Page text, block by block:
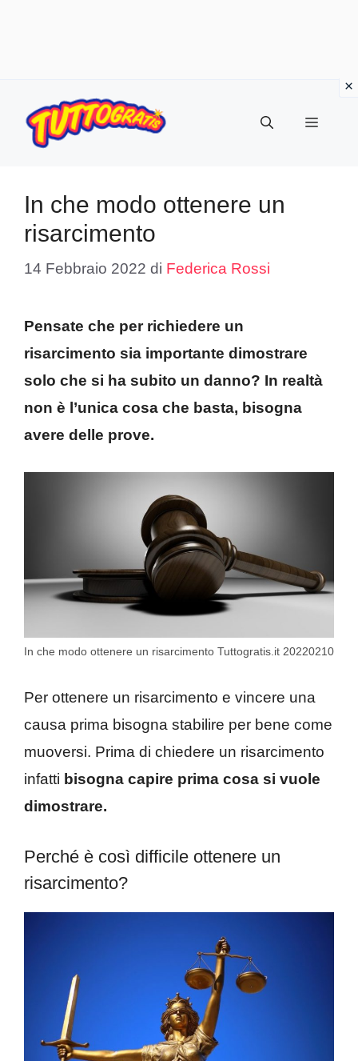
contenuto
Menu
In che modo ottenere un
risarcimento
14 Febbraio 2022 di Federica Rossi
Pensate che per richiedere un
risarcimento sia importante dimostrare
solo che si ha subito un danno? In realtà
non è l’unica cosa che basta, bisogna
avere delle prove.
In che modo ottenere un risarcimento Tuttogratis.it 20220210
Per ottenere un risarcimento e vincere una
causa prima bisogna stabilire per bene come
muoversi. Prima di chiedere un risarcimento
infatti bisogna capire prima cosa si vuole
dimostrare.
Perché è così difficile ottenere un
risarcimento?